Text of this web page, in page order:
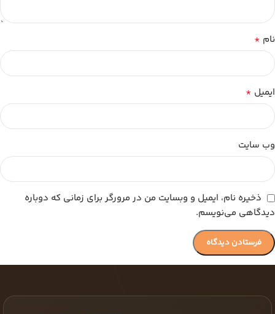
نام *
ایمیل *
وب‌ سایت
ذخیره نام، ایمیل و وبسایت من در مرورگر برای زمانی که دوباره
دیدگاهی می‌نویسم.